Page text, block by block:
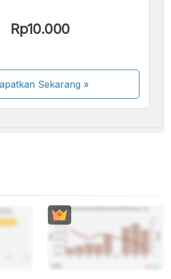
Rp10.000
Sekarang»
pembayaran masih dalam